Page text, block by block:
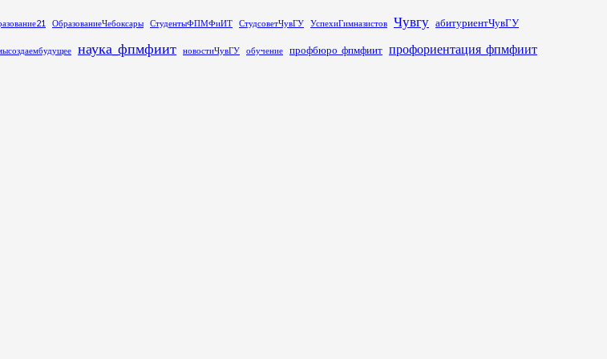
ОбразованиеЧебоксары СтудентыФПМФиИТ СтудсоветЧувГУ УспехиГимназистов Чувгу абитуриентЧувГУ
наука_фпмфиит новостиЧувГУ обучение профбюро_фпмфиит профориентация_фпмфиит